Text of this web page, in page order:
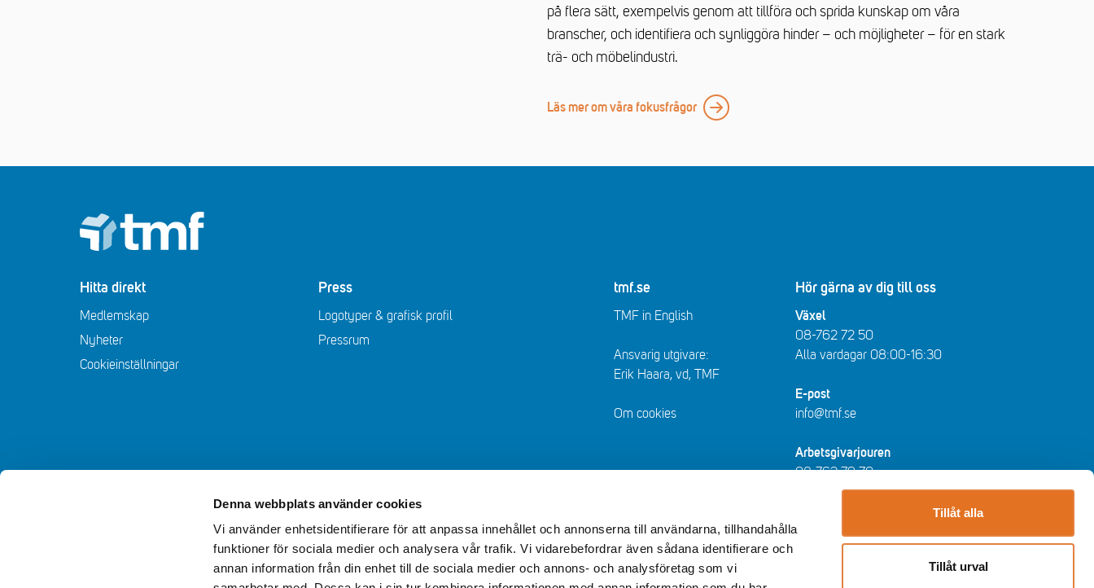
Denna webbplats använder cookies
Vi använder enhetsidentifierare för att anpassa innehållet och annonserna till användarna, tillhandahålla
funktioner för sociala medier och analysera vår trafik. Vi vidarebefordrar även sådana identifierare och
annan information från din enhet till de sociala medier och annons- och analysföretag som vi
Tillåt alla
Tillåt urval
på flera sätt, exempelvis genom att tillföra och sprida kunskap om våra
branscher, och identifiera och synliggöra hinder – och möjligheter – för en stark
trä- och möbelindustri.
Läs mer om våra fokusfrågor
Hitta direkt
Medlemskap
Nyheter
Cookieinställningar
Press
Logotyper & grafisk profil
Pressrum
tmf.se
TMF in English
Ansvarig utgivare:
Erik Haara, vd, TMF
Om cookies
Hör gärna av dig till oss
Växel
08-762 72 50
Alla vardagar 08:00-16:30​​
E-post
info@tmf.se
Arbetsgivarjouren
08-762 79 70
arbetsgivarjouren@tmf.se
Vardagar kl 08:30-16:30 - lunchstängt
12:00-13:00​.